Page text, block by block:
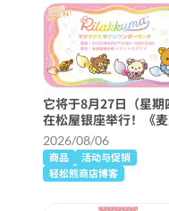
它将于8月27日（星期
在松屋银座举行！《
克奇迹仙境》详细信息 ♪
2026/08/06
商品
活动与促销
轻松熊商店博客